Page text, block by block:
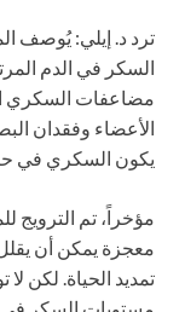
ترد د. إيلي:يُوصف
السكر في الدم
مضاعفات السكري
الأعضاء وفقدان
يكون السكري في
مؤخراً، تم الترويج
معجزة يمكن أن
تمديد الحياة. لكن